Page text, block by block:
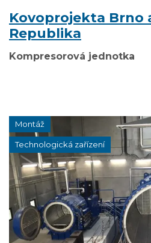
Kovoprojekta Brno
Republika
Kompresorová jednotka
Montáž
Technologická zařízení